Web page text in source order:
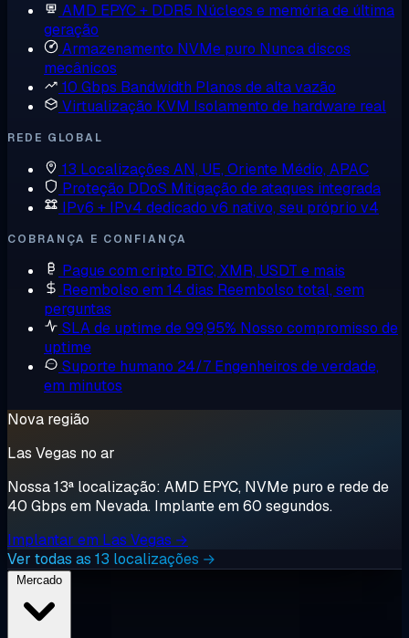
AMD EPYC + DDR5 Núcleos e memória de última
geração
Armazenamento NVMe puro Nunca discos
mecânicos
10 Gbps Bandwidth Planos de alta vazão
Virtualização KVM Isolamento de hardware real
REDE GLOBAL
13 Localizações AN, UE, Oriente Médio, APAC
Proteção DDoS Mitigação de ataques integrada
IPv6 + IPv4 dedicado v6 nativo, seu próprio v4
COBRANÇA E CONFIANÇA
Pague com cripto BTC, XMR, USDT e mais
Reembolso em 14 dias Reembolso total, sem
perguntas
SLA de uptime de 99,95% Nosso compromisso de
uptime
Suporte humano 24/7 Engenheiros de verdade,
em minutos
Nova região
Las Vegas no ar
Nossa 13ª localização: AMD EPYC, NVMe puro e rede de
40 Gbps em Nevada. Implante em 60 segundos.
Implantar em Las Vegas →
Ver todas as 13 localizações →